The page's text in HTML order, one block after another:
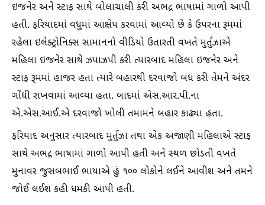
ઇજનેર અને સ્ટાફ સાથે બોલાચાલી કરી અભદ્ર ભાષામાં ગાળો આપી
હતી. ફરિયાદમાં વધુમાં આક્ષેપ કરવામાં આવ્યો છે કે ઉપરના રૂમમાં
રહેલા ઇલેક્ટ્રોનિક્સ સામાનનો વીડિયો ઉતારતી વખતે મુર્તુઝાએ
મહિલા ઇજનેર સાથે ઝપાઝપી કરી ત્યારબાદ મહિલા ઇજનેર અને
સ્ટાફ રૂમમાં હાજર હતા ત્યારે બહારથી દરવાજો બંધ કરી તેમને અંદર
ગોંધી રાખવામાં આવ્યા હતા. બાદમાં એસ.આર.પી.ના
એ.એસ.આઈ.એ દરવાજો ખોલી તમામને બહાર કાઢ્યા હતા.
ફરિયાદ અનુસાર ત્યારબાદ મુર્તુઝા તથા એક અજાણી મહિલાએ સ્ટાફ
સાથે અભદ્ર ભાષામાં ગાળો આપી હતી અને સ્થળ છોડતી વખતે
મુનાવર જુસબભાઈ ભાયાએ હું ૧૦૦ લોકોને લઈને આવીશ અને તમને
જોઈ લઈશ કહી ધમકી આપી હતી.